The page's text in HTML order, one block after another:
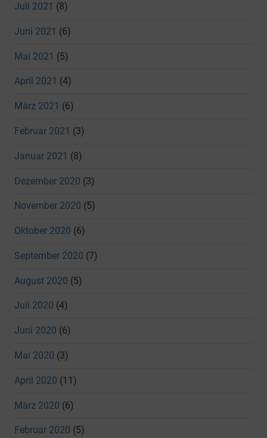
Juli 2021 (8)
Juni 2021 (6)
Mai 2021 (5)
April 2021 (4)
März 2021 (6)
Februar 2021 (3)
Januar 2021 (8)
Dezember 2020 (3)
November 2020 (5)
Oktober 2020 (6)
September 2020 (7)
August 2020 (5)
Juli 2020 (4)
Juni 2020 (6)
Mai 2020 (3)
April 2020 (11)
März 2020 (6)
Februar 2020 (5)